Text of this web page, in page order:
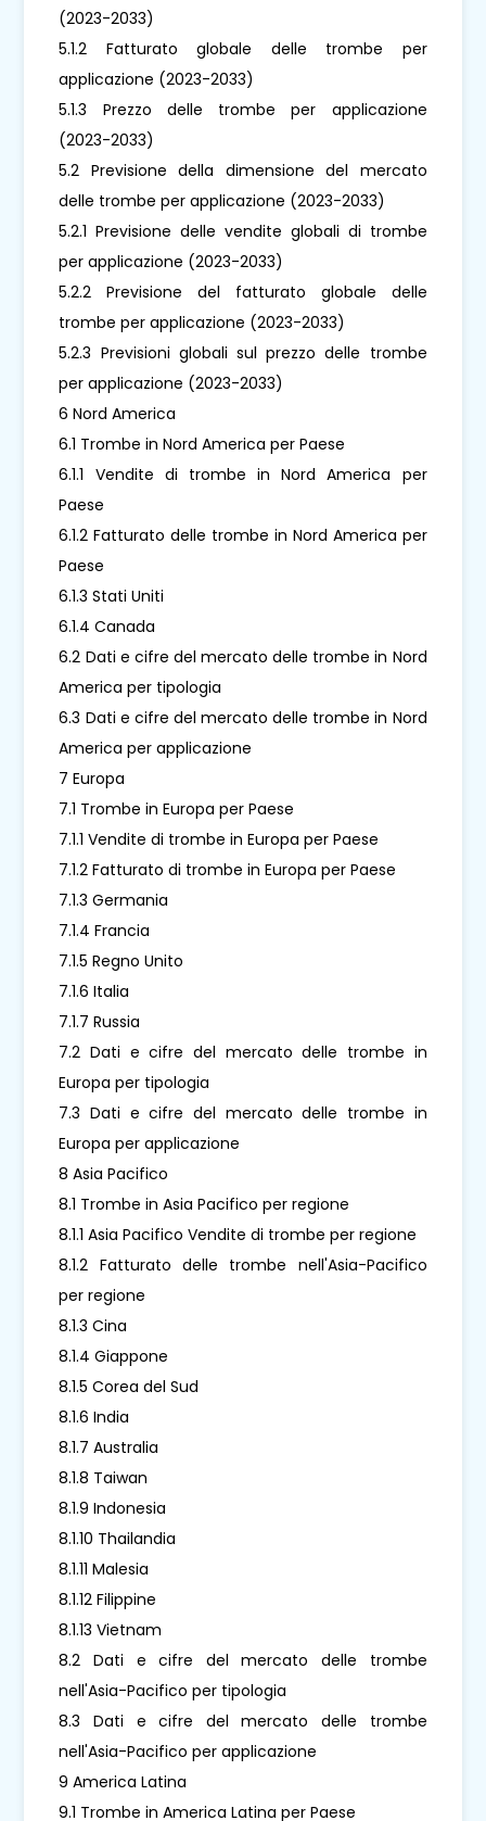
(2023-2033)
5.1.2 Fatturato globale delle trombe per
applicazione (2023-2033)
5.1.3 Prezzo delle trombe per applicazione
(2023-2033)
5.2 Previsione della dimensione del mercato
delle trombe per applicazione (2023-2033)
5.2.1 Previsione delle vendite globali di trombe
per applicazione (2023-2033)
5.2.2 Previsione del fatturato globale delle
trombe per applicazione (2023-2033)
5.2.3 Previsioni globali sul prezzo delle trombe
per applicazione (2023-2033)
6 Nord America
6.1 Trombe in Nord America per Paese
6.1.1 Vendite di trombe in Nord America per
Paese
6.1.2 Fatturato delle trombe in Nord America per
Paese
6.1.3 Stati Uniti
6.1.4 Canada
6.2 Dati e cifre del mercato delle trombe in Nord
America per tipologia
6.3 Dati e cifre del mercato delle trombe in Nord
America per applicazione
7 Europa
7.1 Trombe in Europa per Paese
7.1.1 Vendite di trombe in Europa per Paese
7.1.2 Fatturato di trombe in Europa per Paese
7.1.3 Germania
7.1.4 Francia
7.1.5 Regno Unito
7.1.6 Italia
7.1.7 Russia
7.2 Dati e cifre del mercato delle trombe in
Europa per tipologia
7.3 Dati e cifre del mercato delle trombe in
Europa per applicazione
8 Asia Pacifico
8.1 Trombe in Asia Pacifico per regione
8.1.1 Asia Pacifico Vendite di trombe per regione
8.1.2 Fatturato delle trombe nell'Asia-Pacifico
per regione
8.1.3 Cina
8.1.4 Giappone
8.1.5 Corea del Sud
8.1.6 India
8.1.7 Australia
8.1.8 Taiwan
8.1.9 Indonesia
8.1.10 Thailandia
8.1.11 Malesia
8.1.12 Filippine
8.1.13 Vietnam
8.2 Dati e cifre del mercato delle trombe
nell'Asia-Pacifico per tipologia
8.3 Dati e cifre del mercato delle trombe
nell'Asia-Pacifico per applicazione
9 America Latina
9.1 Trombe in America Latina per Paese